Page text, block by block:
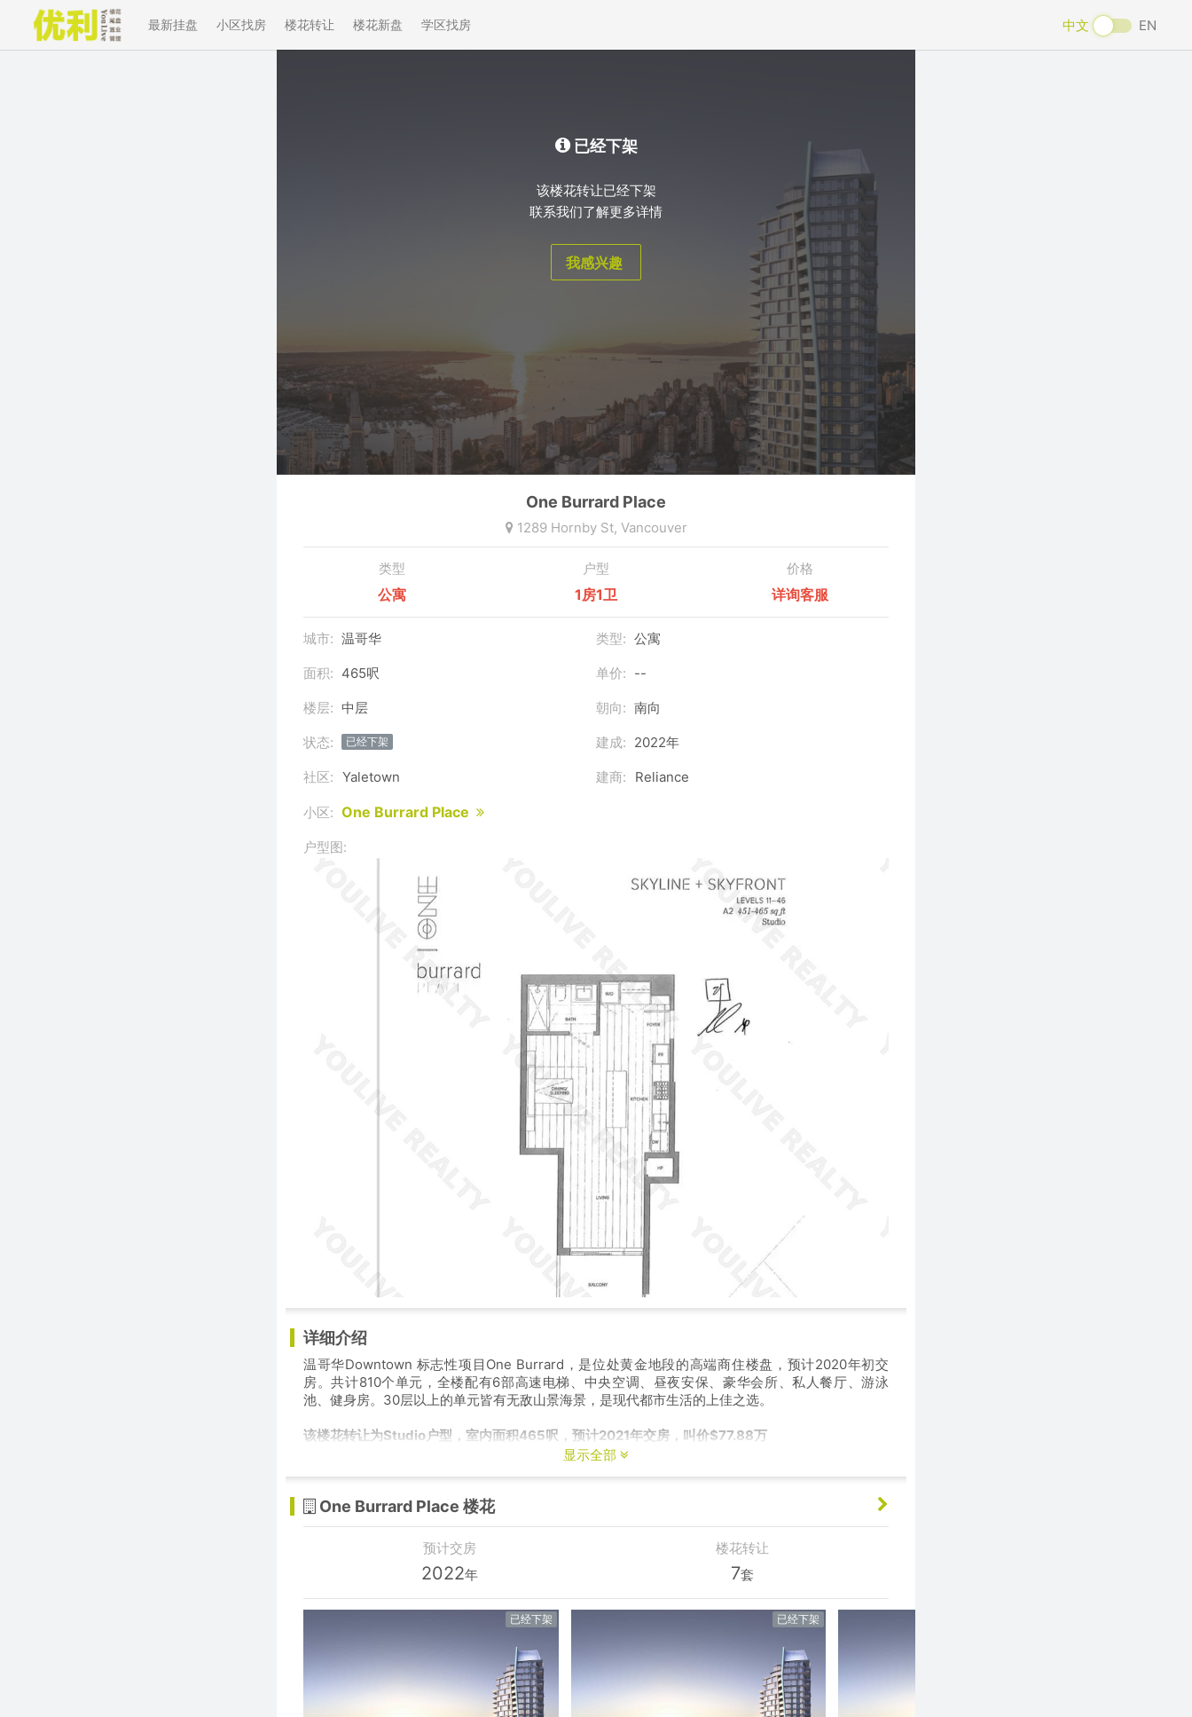
最新挂盘 小区找房 楼花转让 楼花新盘 学区找房 中文 EN
已经下架
该楼花转让已经下架
联系我们了解更多详情
我感兴趣
One Burrard Place
1289 Hornby St, Vancouver
类型
公寓
户型
1房1卫
价格
详询客服
城市: 温哥华 类型: 公寓
面积: 465呎 单价: --
楼层: 中层 朝向: 南向
状态: 已经下架 建成: 2022年
社区: Yaletown 建商: Reliance
小区: One Burrard Place
户型图:
详细介绍
温哥华Downtown 标志性项目One Burrard，是位处黄金地段的高端商住楼盘，预计2020年初交
房。共计810个单元，全楼配有6部高速电梯、中央空调、昼夜安保、豪华会所、私人餐厅、游泳
池、健身房。30层以上的单元皆有无敌山景海景，是现代都市生活的上佳之选。
该楼花转让为Studio户型，室内面积465呎，预计2021年交房，叫价$77.88万
显示全部
One Burrard Place 楼花
预计交房
2022年
楼花转让
7套
已经下架 已经下架